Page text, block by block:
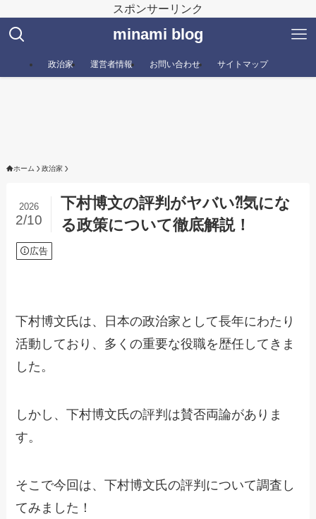
スポンサーリンク
minami blog
政治家 運営者情報 お問い合わせ サイトマップ
ホーム 政治家
下村博文の評判がヤバい⁈気にな
る政策について徹底解説！
2026
2/10
広告
下村博文氏は、日本の政治家として長年にわたり
活動しており、多くの重要な役職を歴任してきま
した。
しかし、下村博文氏の評判は賛否両論がありま
す。
そこで今回は、下村博文氏の評判について調査し
てみました！